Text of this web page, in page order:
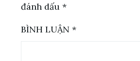
đánh dấu *
BÌNH LUẬN *